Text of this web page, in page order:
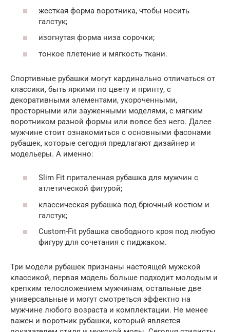
жесткая форма воротника, чтобы носить
галстук;
изогнутая форма низа сорочки;
тонкое плетение и мягкость ткани.
Спортивные рубашки могут кардинально отличаться от
классики, быть яркими по цвету и принту, с
декоративными элементами, укороченными,
просторными или зауженными моделями, с мягким
воротником разной формы или вовсе без него. Далее
мужчине стоит ознакомиться с основными фасонами
рубашек, которые сегодня предлагают дизайнер и
модельеры. А именно:
Slim Fit приталенная рубашка для мужчин с
атлетической фигурой;
классическая рубашка под брючный костюм и
галстук;
Custom-Fit рубашка свободного кроя под любую
фигуру для сочетания с пиджаком.
Три модели рубашек признаны настоящей мужской
классикой, первая модель больше подходит молодым и
крепким телосложением мужчинам, остальные две
универсальные и могут смотреться эффектно на
мужчине любого возраста и комплектации. Не менее
важен и воротник рубашки, который является